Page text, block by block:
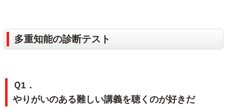
多重知能の診断テスト
Ｑ1．
やりがいのある難しい講義を聴くのが好きだ